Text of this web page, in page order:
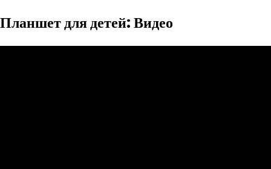
Планшет для детей: Видео